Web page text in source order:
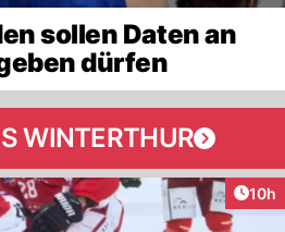
sollen Daten an
dürfen
WINTERTHUR
10h